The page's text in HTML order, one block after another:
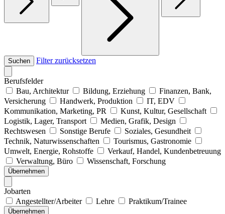
Suchen Filter zurücksetzen
Berufsfelder
Bau, Architektur
Bildung, Erziehung
Finanzen, Bank,
Versicherung
Handwerk, Produktion
IT, EDV
Kommunikation, Marketing, PR
Kunst, Kultur, Gesellschaft
Logistik, Lager, Transport
Medien, Grafik, Design
Rechtswesen
Sonstige Berufe
Soziales, Gesundheit
Technik, Naturwissenschaften
Tourismus, Gastronomie
Umwelt, Energie, Rohstoffe
Verkauf, Handel, Kundenbetreuung
Verwaltung, Büro
Wissenschaft, Forschung
Übernehmen
Jobarten
Angestellter/Arbeiter
Lehre Praktikum/Trainee
Übernehmen